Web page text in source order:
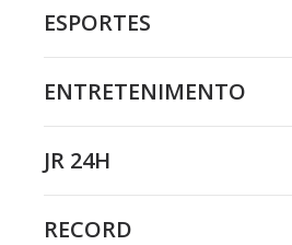
ESPORTES
ENTRETENIMENTO
JR 24H
RECORD